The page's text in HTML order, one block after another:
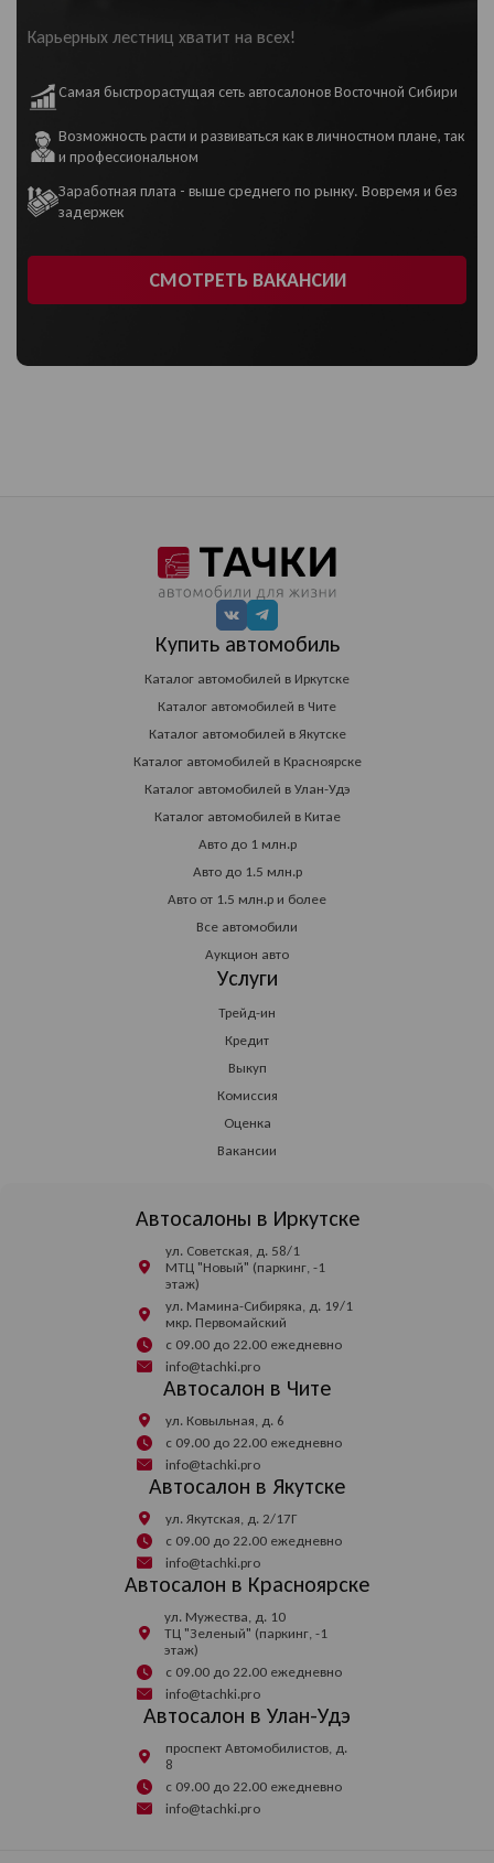
Карьерных лестниц хватит на всех!
Самая быстрорастущая сеть автосалонов Восточной Сибири
Возможность расти и развиваться как в личностном плане, так
и профессиональном
Заработная плата - выше среднего по рынку. Вовремя и без
задержек
СМОТРЕТЬ ВАКАНСИИ
Купить автомобиль
Каталог автомобилей в Иркутске
Каталог автомобилей в Чите
Каталог автомобилей в Якутске
Каталог автомобилей в Красноярске
Каталог автомобилей в Улан-Удэ
Каталог автомобилей в Китае
Авто до 1 млн.р
Авто до 1.5 млн.р
Авто от 1.5 млн.р и более
Все автомобили
Аукцион авто
Услуги
Трейд-ин
Кредит
Выкуп
Комиссия
Оценка
Вакансии
Автосалоны в Иркутске
ул. Советская, д. 58/1
МТЦ "Новый" (паркинг, -1
этаж)
ул. Мамина-Сибиряка, д. 19/1
мкр. Первомайский
с 09.00 до 22.00 ежедневно
info@tachki.pro
Автосалон в Чите
ул. Ковыльная, д. 6
с 09.00 до 22.00 ежедневно
info@tachki.pro
Автосалон в Якутске
ул. Якутская, д. 2/17Г
с 09.00 до 22.00 ежедневно
info@tachki.pro
Автосалон в Красноярске
ул. Мужества, д. 10
ТЦ "Зеленый" (паркинг, -1
этаж)
с 09.00 до 22.00 ежедневно
info@tachki.pro
Автосалон в Улан-Удэ
проспект Автомобилистов, д.
8
с 09.00 до 22.00 ежедневно
info@tachki.pro